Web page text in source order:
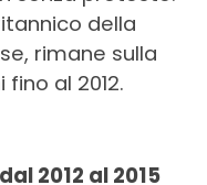
della
rimane sulla
al 2012.
2012 al 2015